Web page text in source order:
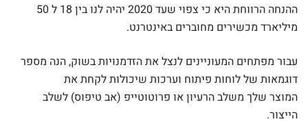
ההנחה הרווחת היא כי צפוי שעד 2020 יהיה לנו בין 18 ל 50
מיליארד מכשירים מחוברים באינטרנט.
עבור מפתחים המעוניינים לנצל את הזדמנויות בשוק, הנה מספר
דוגמאות של לוחות פיתוח וערכות שיכולות לקחת את
המוצר שלך משלב הרעיון או פרוטוטייפ (אב טיפוס) לשלב
הייצור.